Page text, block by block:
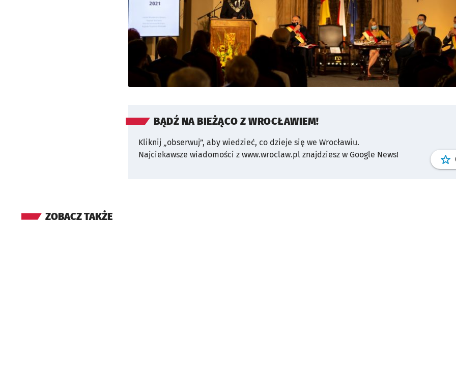
BĄDŹ NA BIEŻĄCO Z WROCŁAWIEM!
Kliknij „obserwuj”, aby wiedzieć, co dzieje się we Wrocławiu.
Najciekawsze wiadomości z www.wroclaw.pl znajdziesz w Google News!
ZOBACZ TAKŻE